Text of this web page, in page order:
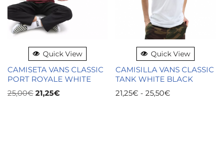
Quick View
CAMISETA VANS CLASSIC
PORT ROYALE WHITE
25,00€ 21,25€
Quick View
CAMISILLA VANS CLASSIC
TANK WHITE BLACK
21,25€ - 25,50€